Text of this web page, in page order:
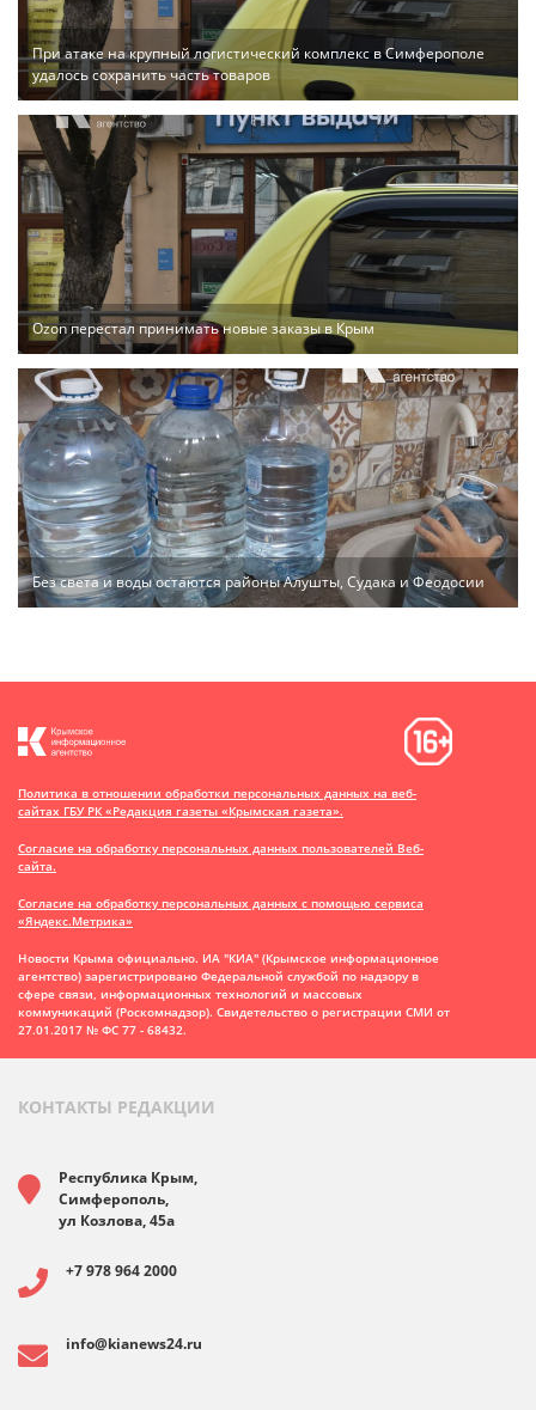
При атаке на крупный логистический комплекс в Симферополе
удалось сохранить часть товаров
Ozon перестал принимать новые заказы в Крым
Без света и воды остаются районы Алушты, Судака и Феодосии
Политика в отношении обработки персональных данных на веб-
сайтах ГБУ РК «Редакция газеты «Крымская газета».
Согласие на обработку персональных данных пользователей Веб-
сайта.
Согласие на обработку персональных данных с помощью сервиса
«Яндекс.Метрика»
Новости Крыма официально. ИА "КИА" (Крымское информационное
агентство) зарегистрировано Федеральной службой по надзору в
сфере связи, информационных технологий и массовых
коммуникаций (Роскомнадзор). Свидетельство о регистрации СМИ от
27.01.2017 № ФС 77 - 68432.
КОНТАКТЫ РЕДАКЦИИ
Республика Крым,
Симферополь,
ул Козлова, 45а
+7 978 964 2000
info@kianews24.ru